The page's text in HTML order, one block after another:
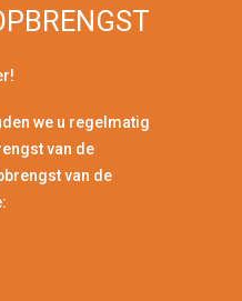
we u regelmatig
van de
van de